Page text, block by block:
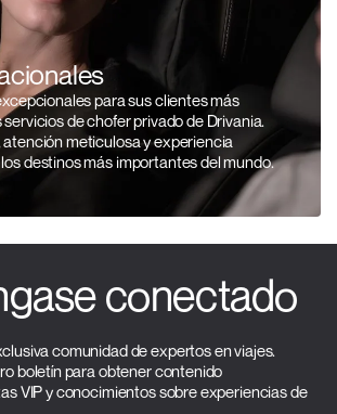
para sus clientes más
de chofer privado de Drivania.
meticulosa y experiencia
destinos más importantes del mundo.
conectado
comunidad de expertos en viajes.
boletín para obtener contenido
VIP y conocimientos sobre experiencias de